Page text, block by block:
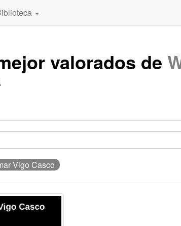
valorados de
Vigo Casco